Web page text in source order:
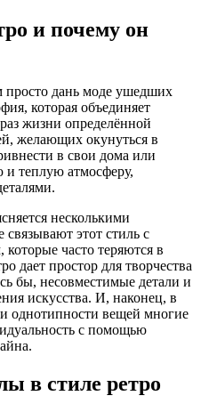
и почему он
дань моде ушедших
которая объединяет
жизни определённой
желающих окунуться в
в свои дома или
и теплую атмосферу,
несколькими
этот стиль с
часто теряются в
дает простор для творчества
бы, несовместимые детали и
искусства. И, наконец, в
однотипности вещей многие
с помощью
в стиле ретро